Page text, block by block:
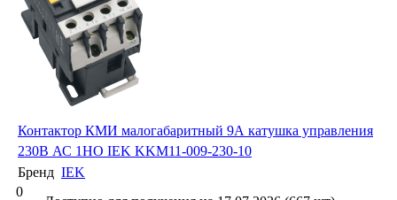
Контактор КМИ малогабаритный 9А катушка управления
230В АС 1НО IEK KKM11-009-230-10
Бренд IEK
0